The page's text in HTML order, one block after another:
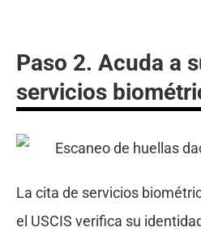
Paso 2. Acuda a
servicios
La cita de servicios
el USCIS verifica su